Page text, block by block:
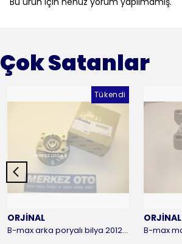
Çok Satanlar
Tükendi
ORJİNAL
B-max arka poryalı bilya 2012-2016 ORJİNAL
ORJİNAL